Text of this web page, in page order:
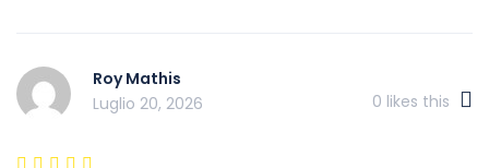
Roy Mathis
Luglio 20, 2026
0 likes this